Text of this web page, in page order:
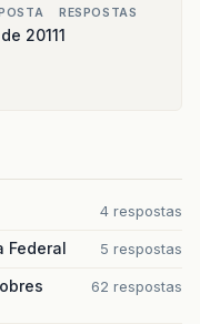
2011
RESPOSTAS
1
4 respostas
Federal 5 respostas
62 respostas